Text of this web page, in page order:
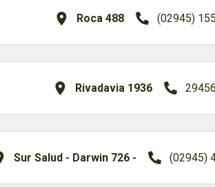
Roca 488 (02945)
Rivadavia 1936
Sur Salud - Darwin 726 - (02945)